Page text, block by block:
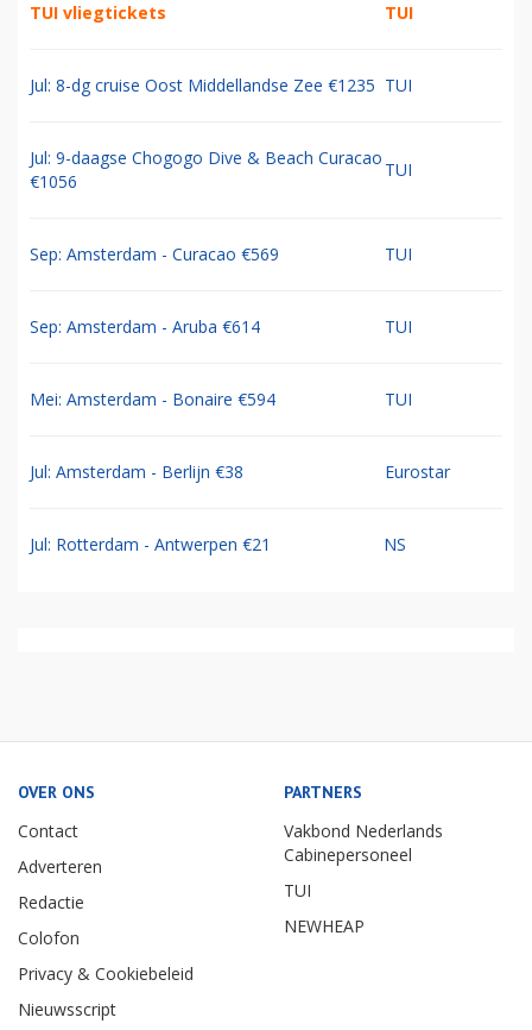
TUI vliegtickets TUI
Jul: 8-dg cruise Oost Middellandse Zee €1235 TUI
Jul: 9-daagse Chogogo Dive & Beach Curacao
€1056
TUI
Sep: Amsterdam - Curacao €569 TUI
Sep: Amsterdam - Aruba €614 TUI
Mei: Amsterdam - Bonaire €594 TUI
Jul: Amsterdam - Berlijn €38 Eurostar
Jul: Rotterdam - Antwerpen €21 NS
OVER ONS
Contact
Adverteren
Redactie
Colofon
Privacy & Cookiebeleid
Nieuwsscript
PARTNERS
Vakbond Nederlands
Cabinepersoneel
TUI
NEWHEAP